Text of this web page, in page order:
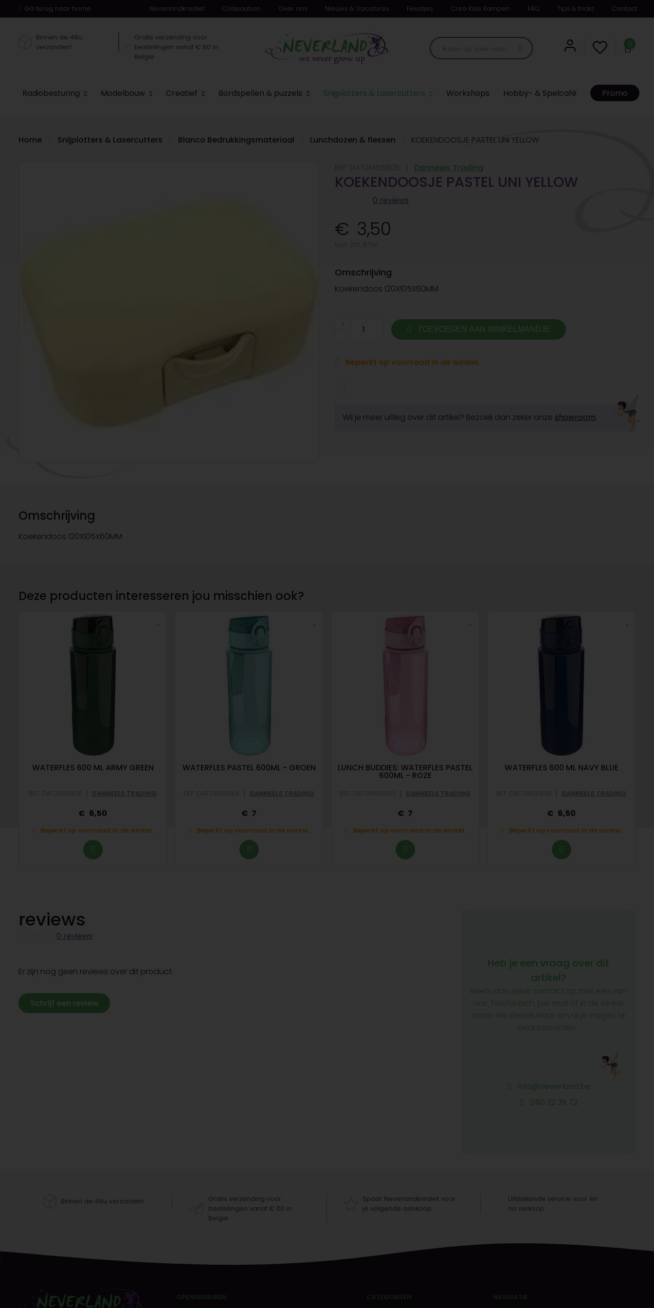
Ga terug naar home. Neverlandkrediet Cadeaubon Over ons Nieuws & Vacatures Feestjes Crea Kids Kampen FAQ Tips & tricks Contact
Binnen de 48u
verzonden!
Gratis verzending voor
bestellingen vanaf € 60 in
België
0
Radiobesturing Modelbouw Creatief Bordspellen & puzzels Snijplotters & Lasercutters Workshops Hobby- & Spelcafé Promo
Home Snijplotters & Lasercutters Blanco Bedrukkingsmateriaal Lunchdozen & flessen KOEKENDOOSJE PASTEL UNI YELLOW
Danneels Trading
KOEKENDOOSJE PASTEL UNI YELLOW
0 reviews
3,50
Omschrijving
Koekendoos 120X105X60MM
TOEVOEGEN AAN WINKELMANDJE
Beperkt op voorraad in de winkel.
Wil je meer uitleg over dit artikel? Bezoek dan zeker onze showroom.
Omschrijving
Koekendoos 120X105X60MM
Deze producten interesseren jou misschien ook?
WATERFLES 600 ML ARMY GREEN
REF: DAT21455831 | DANNEELS TRADING
6,50
Beperkt op voorraad in de winkel.
WATERFLES PASTEL 600ML - GROEN
REF: DAT21456864 | DANNEELS TRADING
7
Beperkt op voorraad in de winkel.
LUNCH BUDDIES: WATERFLES PASTEL
600ML - ROZE
REF: DAT21456863 | DANNEELS TRADING
7
Beperkt op voorraad in de winkel.
WATERFLES 600 ML NAVY BLUE
REF: DAT21455830 | DANNEELS TRADING
6,50
Beperkt op voorraad in de winkel.
reviews
0 reviews
Er zijn nog geen reviews over dit product.
Schrijf een review
Heb je een vraag over dit
artikel?
Neem dan zeker contact op met één van
ons. Telefonisch, per mail of in de winkel,
staan we steeds klaar om al je vragen te
beantwoorden.
info@neverland.be
050 32 39 72
Binnen de 48u verzonden!
Gratis verzending voor
bestellingen vanaf € 60 in
België
Spaar Neverlandkrediet voor
je volgende aankoop
Uitstekende service voor én
na verkoop
OPENINGSUREN CATEGORIEËN NAVIGATIE